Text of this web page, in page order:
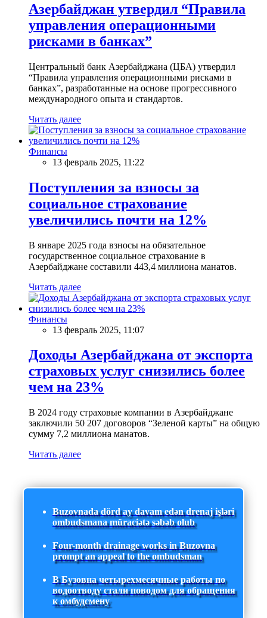
Азербайджан утвердил “Правила
управления операционными
рисками в банках”
Центральный банк Азербайджана (ЦБА) утвердил
“Правила управления операционными рисками в
банках”, разработанные на основе прогрессивного
международного опыта и стандартов.
Читать далее
Финансы
13 февраль 2025, 11:22
Поступления за взносы за
социальное страхование
увеличились почти на 12%
В январе 2025 года взносы на обязательное
государственное социальное страхование в
Азербайджане составили 443,4 миллиона манатов.
Читать далее
Финансы
13 февраль 2025, 11:07
Доходы Азербайджана от экспорта
страховых услуг снизились более
чем на 23%
В 2024 году страховые компании в Азербайджане
заключили 50 207 договоров “Зеленой карты” на общую
сумму 7,2 миллиона манатов.
Читать далее
Buzovnada dörd ay davam edən drenaj işləri
ombudsmana müraciətə səbəb olub
Four-month drainage works in Buzovna
prompt an appeal to the ombudsman
В Бузовна четырехмесячные работы по
водоотводу стали поводом для обращения
к омбудсмену